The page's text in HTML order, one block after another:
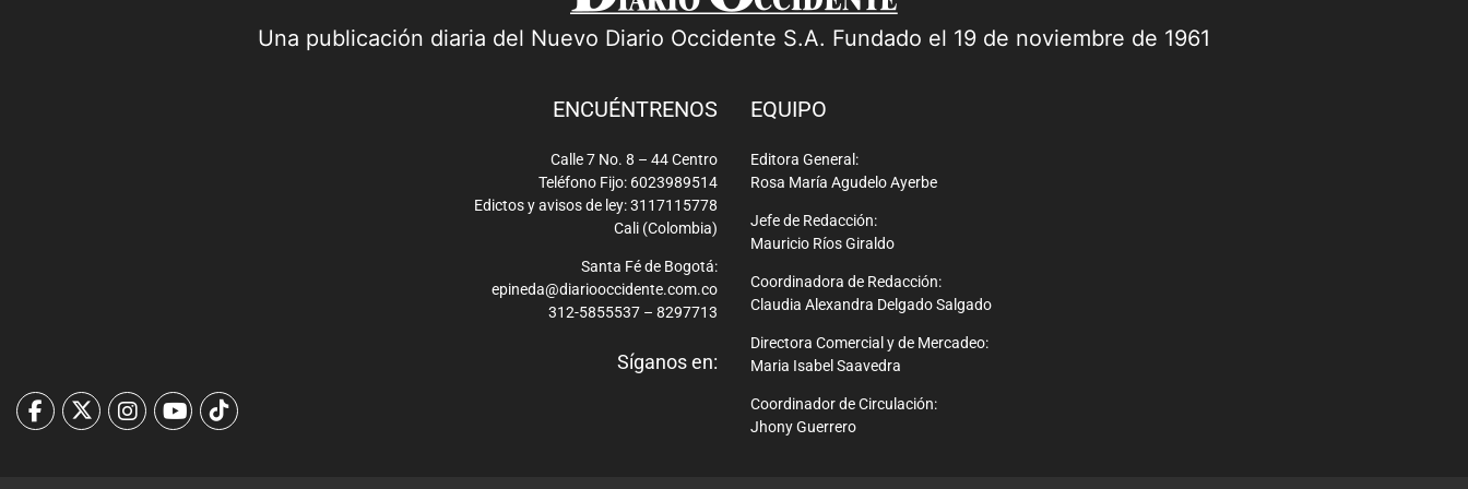
Una publicación diaria del Nuevo Diario Occidente S.A. Fundado el 19 de noviembre de 1961
ENCUÉNTRENOS
Calle 7 No. 8 – 44 Centro
Teléfono Fijo: 6023989514
Edictos y avisos de ley: 3117115778
Cali (Colombia)
Santa Fé de Bogotá:
epineda@diariooccidente.com.co
312-5855537 – 8297713
Síganos en:
EQUIPO
Editora General:
Rosa María Agudelo Ayerbe
Jefe de Redacción:
Mauricio Ríos Giraldo
Coordinadora de Redacción:
Claudia Alexandra Delgado Salgado
Directora Comercial y de Mercadeo:
Maria Isabel Saavedra
Coordinador de Circulación:
Jhony Guerrero